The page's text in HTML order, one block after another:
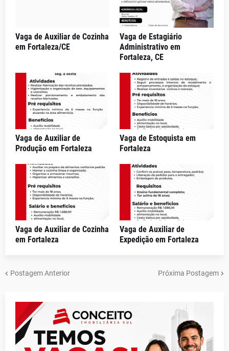
Vaga de Auxiliar de Cozinha
em Fortaleza/CE
Vaga de Estagiário
Administrativo em
Fortaleza, CE
Vaga de Auxiliar de
Produção em Fortaleza
Vaga de Estoquista em
Fortaleza
Vaga de Auxiliar de Cozinha
em Fortaleza
Vaga de Auxiliar de
Expedição em Fortaleza
Postagem Anterior Próxima Postagem